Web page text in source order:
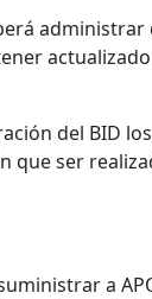
del BID
ser
a